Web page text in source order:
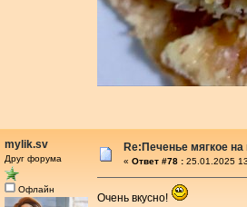
mylik.sv
Друг форума
Офлайн
Re:Печенье мягкое
« Ответ #78 : 25.01.2025
Очень вкусно!